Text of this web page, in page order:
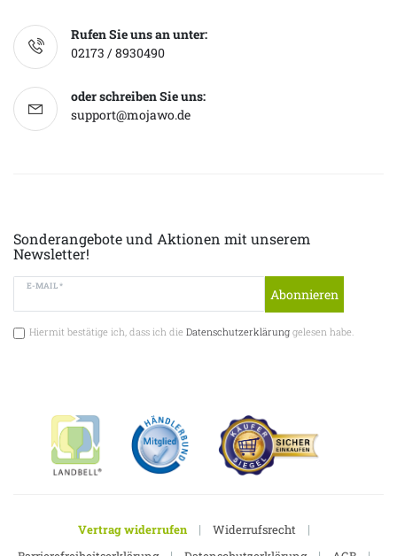
Rufen Sie uns an unter:
02173 / 8930490
oder schreiben Sie uns:
support@mojawo.de
Sonderangebote und Aktionen mit unserem
Newsletter!
E-MAIL *
Abonnieren
Hiermit bestätige ich, dass ich die Datenschutzerklärunggelesen habe.
Vertrag widerrufen | Widerrufsrecht |